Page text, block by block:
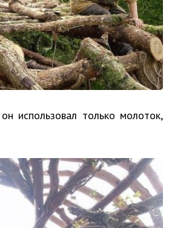
использовал только молоток,